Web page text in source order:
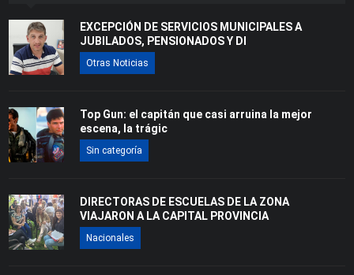
EXCEPCIÓN DE SERVICIOS MUNICIPALES A
JUBILADOS, PENSIONADOS Y DI
Otras Noticias
Top Gun: el capitán que casi arruina la mejor
escena, la trágic
Sin categoría
DIRECTORAS DE ESCUELAS DE LA ZONA
VIAJARON A LA CAPITAL PROVINCIA
Nacionales